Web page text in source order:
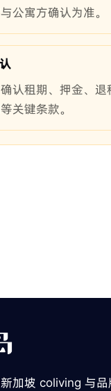
公寓方确认为准。
认租期、押金、退
关键条款。
加坡 coliving 与